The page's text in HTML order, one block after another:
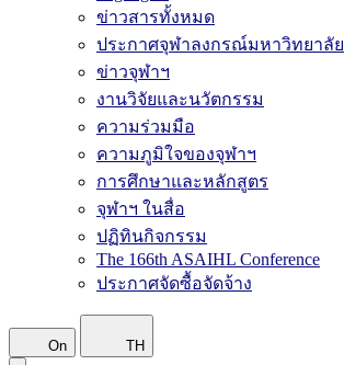
ข่าวสารทั้งหมด
ประกาศจุฬาลงกรณ์มหาวิทยาลัย
ข่าวจุฬาฯ
งานวิจัยและนวัตกรรม
ความร่วมมือ
ความภูมิใจของจุฬาฯ
การศึกษาและหลักสูตร
จุฬาฯ ในสื่อ
ปฏิทินกิจกรรม
The 166th ASAIHL Conference
ประกาศจัดซื้อจัดจ้าง
On TH